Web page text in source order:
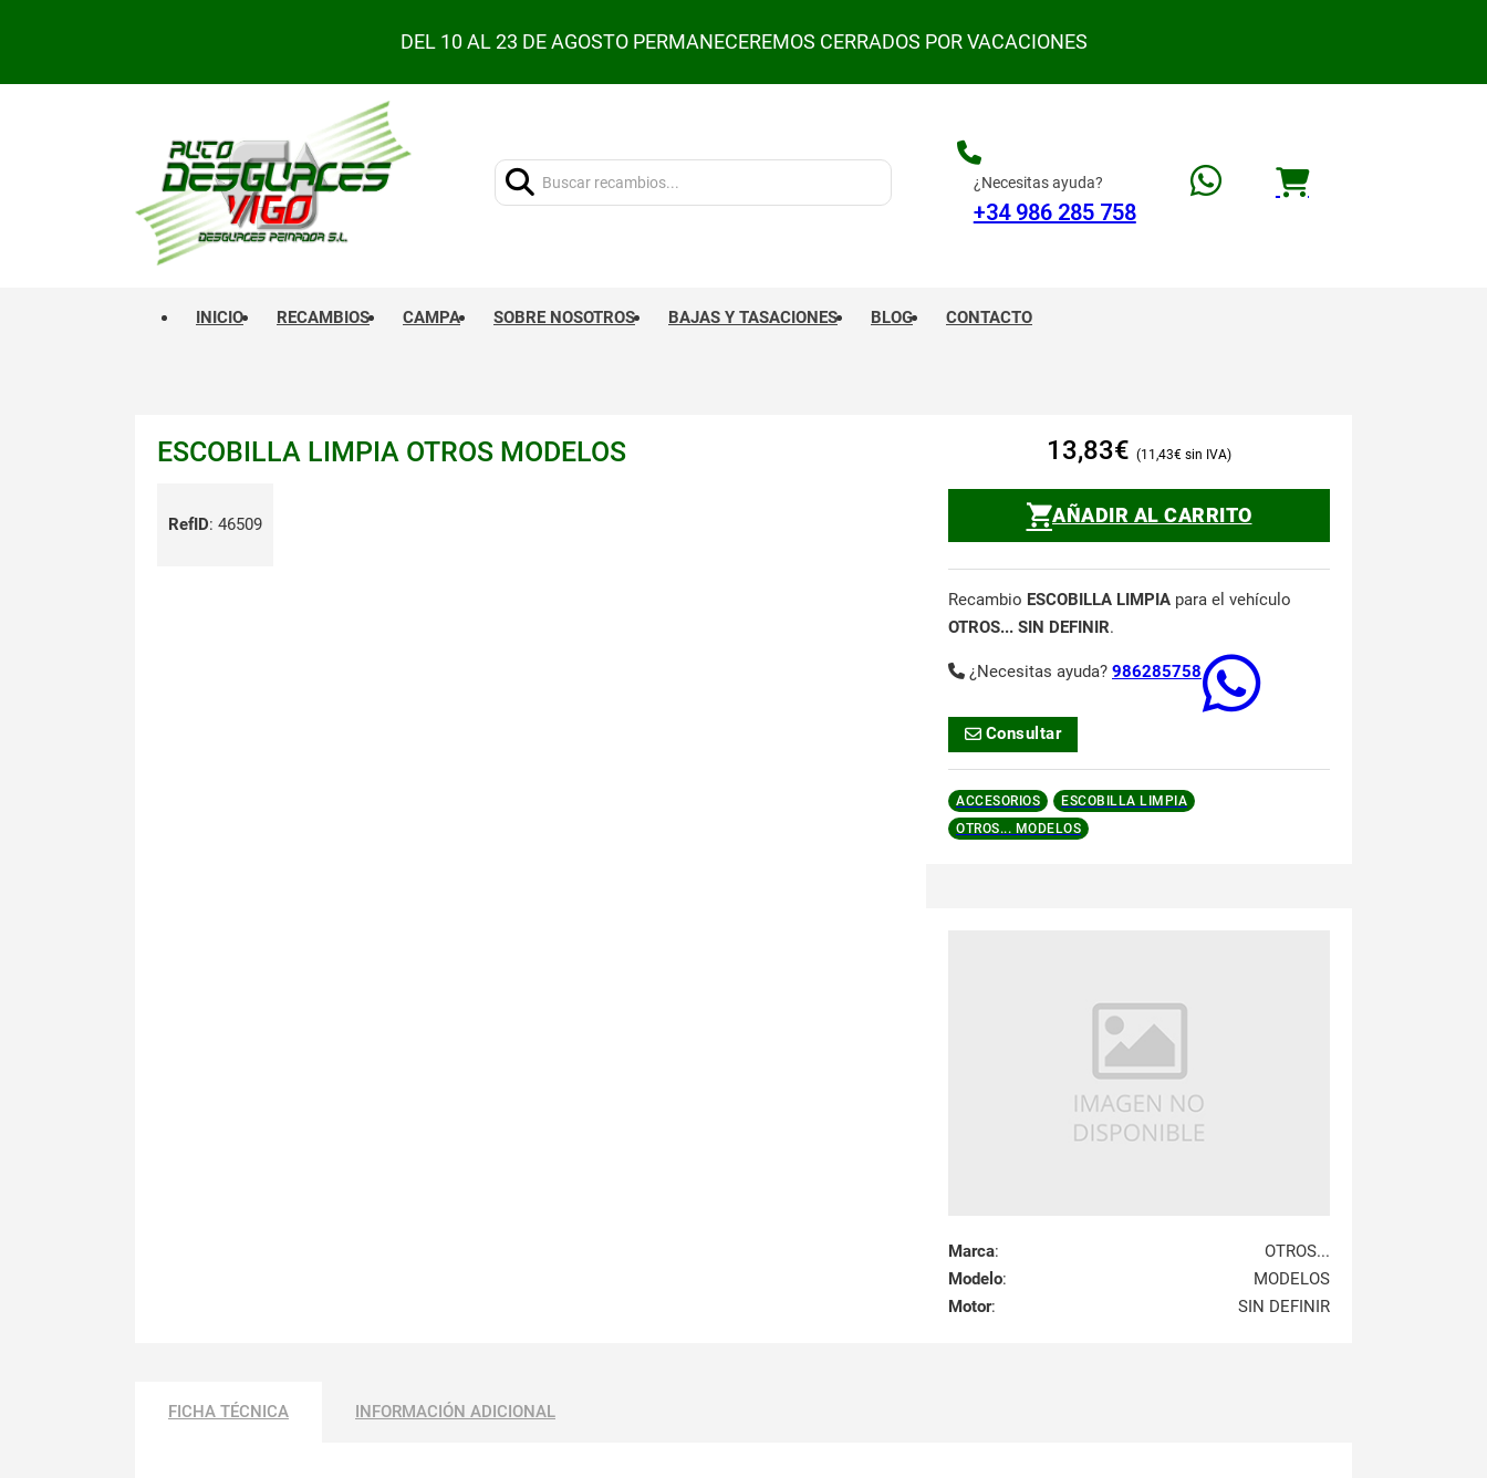
DEL 10 AL 23 DE AGOSTO PERMANECEREMOS CERRADOS POR VACACIONES
Buscar:
¿Necesitas ayuda?
+34 986 285 758
INICIO RECAMBIOS CAMPA SOBRE NOSOTROS BAJAS Y TASACIONES BLOG CONTACTO
ESCOBILLA LIMPIA OTROS MODELOS
RefID: 46509
13,83€ 11,43€
AÑADIR AL CARRITO
Recambio ESCOBILLA LIMPIA para el vehículo
OTROS... SIN DEFINIR.
¿Necesitas ayuda? 986285758
Consultar
ACCESORIOS
ESCOBILLA LIMPIA
OTROS... MODELOS
Marca:
OTROS...
Modelo:
MODELOS
Motor: SIN DEFINIR
FICHA TÉCNICA INFORMACIÓN ADICIONAL